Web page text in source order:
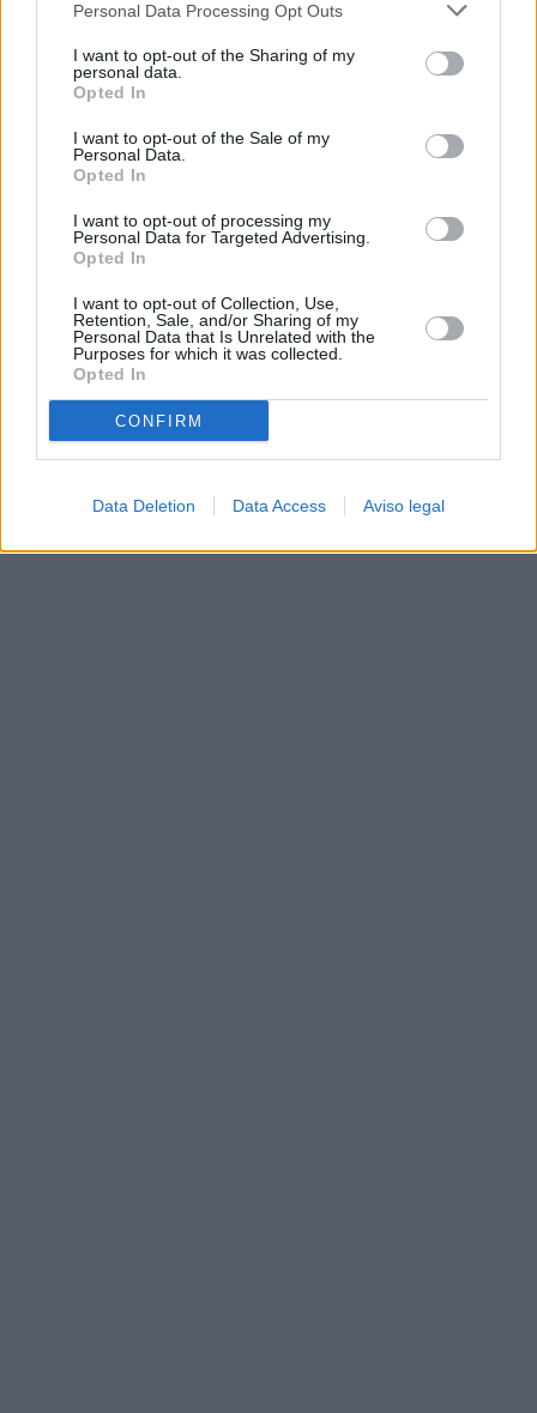
negar su consentimiento. Tenga en cuenta que algún
de su consentimiento, pero usted tiene el derecho de
rechazar tal procesamiento. Sus preferencias se aplicarán
cualquier momento entrando de nuevo en este sitio web o
visitando nuestra política de privacidad.
Personal Data Processing Opt Outs
I want to opt-out of the Sharing of my
personal data.
Opted In
I want to opt-out of the Sale of my
Personal Data.
Opted In
I want to opt-out of processing my
Personal Data for Targeted Advertising.
Opted In
I want to opt-out of Collection, Use,
Retention, Sale, and/or Sharing of my
Personal Data that Is Unrelated with the
Purposes for which it was collected.
Opted In
CONFIRM
Data Deletion Data Access Aviso legal